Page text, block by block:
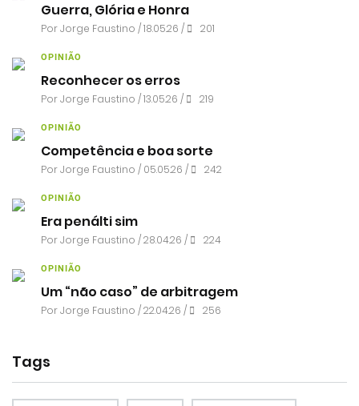
Guerra, Glória e Honra
PorJorge Faustino / 18.05.26 / 201
OPINIÃO
Reconhecer os erros
PorJorge Faustino / 13.05.26 / 219
OPINIÃO
Competência e boa sorte
PorJorge Faustino / 05.05.26 / 242
OPINIÃO
Era penálti sim
PorJorge Faustino / 28.04.26 / 224
OPINIÃO
Um “não caso” de arbitragem
PorJorge Faustino / 22.04.26 / 256
Tags